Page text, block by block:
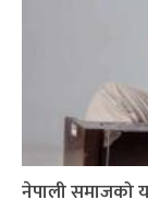
नेपाली समाजको